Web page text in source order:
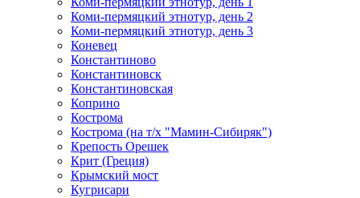
Коми-пермяцкий этнотур, день 2
Коми-пермяцкий этнотур, день 3
Коневец
Константиново
Константиновск
Константиновская
Коприно
Кострома
Кострома (на т/х "Мамин-Сибиряк")
Крепость Орешек
Крит (Греция)
Крымский мост
Кугрисари